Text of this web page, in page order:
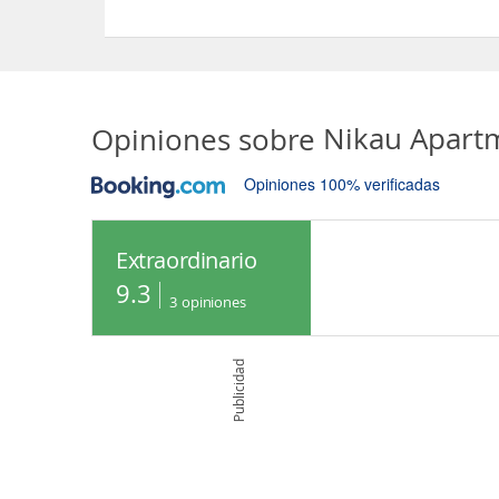
Opiniones sobre Nikau
Opiniones 100% verificadas
Extraordinario
9.3 3 opiniones
Publicidad